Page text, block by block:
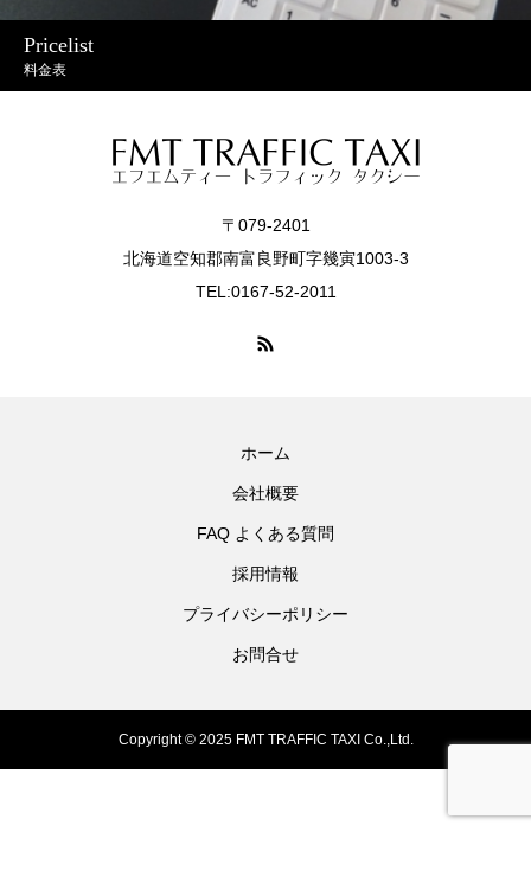
Pricelist
料金表
〒079-2401
北海道空知郡南富良野町字幾寅1003-3
TEL:0167-52-2011
ホーム
会社概要
FAQ よくある質問
採用情報
プライバシーポリシー
お問合せ
Copyright © 2025 FMT TRAFFIC TAXI Co.,Ltd.